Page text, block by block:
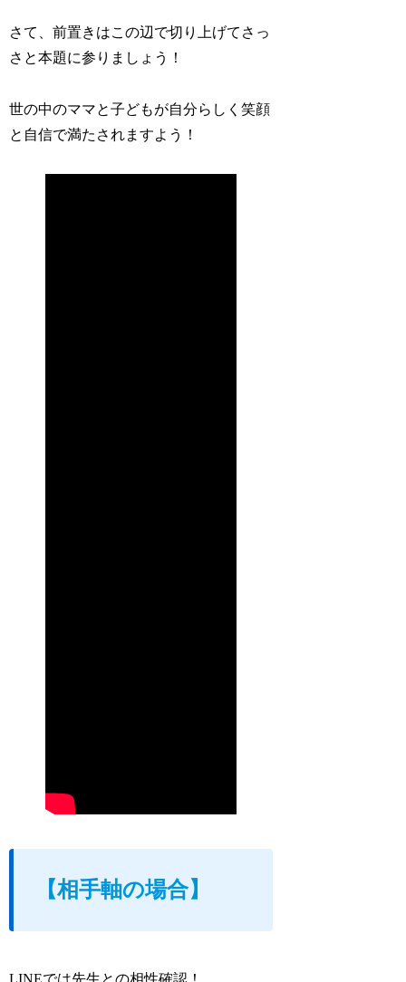
さて、前置きはこの辺で切り上げてさっ
さと本題に参りましょう！
世の中のママと子どもが自分らしく笑顔
と自信で満たされますよう！
【相手軸の場合】
LINEでは先生との相性確認！